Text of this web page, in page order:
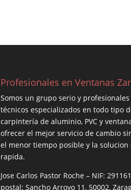
Profesionales en Ventanas
Somos un grupo serio y profesionales
técnicos especializados en todo tipo
carpintería de aluminio, PVC y
ofrecer el mejor servicio de cambio
el menor tiempo posible y la solucion
rapida.
Jose Carlos Pastor Roche – NIF:
postal: Sancho Arroyo 11, 50002,